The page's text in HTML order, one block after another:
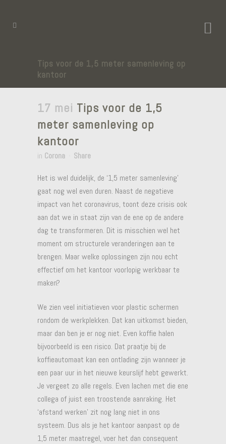
Tips voor de 1,5 meter samenleving op
kantoor
17 mei Tips voor de 1,5
meter samenleving op
kantoor
in Corona Share
Het is wel duidelijk, de ‘1,5 meter samenleving’
gaat nog wel even duren. Naast de negatieve
impact van het coronavirus, toont deze crisis ook
aan dat we in staat zijn van de ene op de andere
dag te transformeren. Dit is misschien wel het
moment om structurele veranderingen aan te
brengen. Maar welke oplossingen zijn nou echt
effectief om het kantoor voorlopig werkbaar te
maken?
We zien veel initiatieven voor plastic schermen
rondom de werkplekken. Dat kan uitkomst bieden,
maar dan ben je er nog niet. Even koffie halen
bijvoorbeeld is een risico. Dat praatje bij de
koffieautomaat kan een ontlading zijn wanneer je
een paar uur in het nieuwe keurslijf hebt gewerkt.
Je vergeet zo alle regels. Even lachen met die ene
collega of juist een troostende aanraking. Het
‘afstand werken’ zit nog lang niet in ons
systeem. Dus als je het kantoor aanpast op de
1,5 meter maatregel, voer het dan consequent